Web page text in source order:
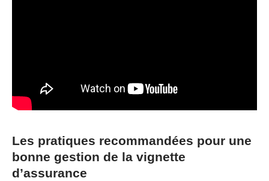
Les pratiques recommandées pour une
bonne gestion de la vignette
d’assurance